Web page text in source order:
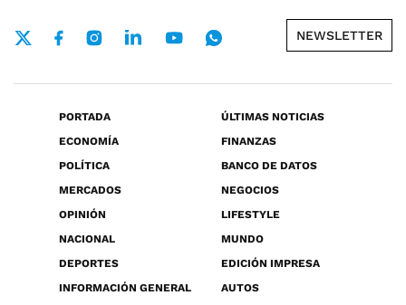
NEWSLETTER
PORTADA
ÚLTIMAS NOTICIAS
ECONOMÍA
FINANZAS
POLÍTICA
BANCO DE DATOS
MERCADOS
NEGOCIOS
OPINIÓN
LIFESTYLE
NACIONAL
MUNDO
DEPORTES
EDICIÓN IMPRESA
INFORMACIÓN GENERAL
AUTOS